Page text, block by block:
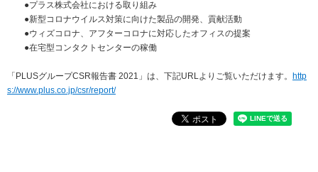
サステナビリティ関連データ
数字でわかるプラスグループ
第三者保証
●プラス株式会社における取り組み
●新型コロナウイルス対策に向けた製品の開発、貢献活動
●ウィズコロナ、アフターコロナに対応したオフィスの提案
●在宅型コンタクトセンターの稼働
「PLUSグループCSR報告書 2021」は、下記URLよりご覧いただけます。 http
s://www.plus.co.jp/csr/report/